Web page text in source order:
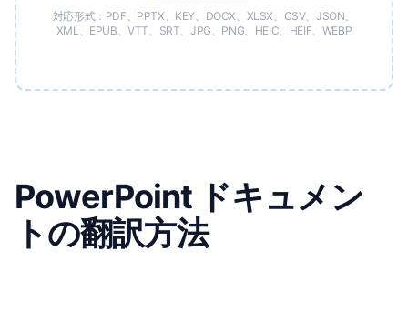
対応形式：PDF、PPTX、KEY、DOCX、XLSX、CSV、JSON、
XML、EPUB、VTT、SRT、JPG、PNG、HEIC、HEIF、WEBP
PowerPoint ドキュメン
トの翻訳方法